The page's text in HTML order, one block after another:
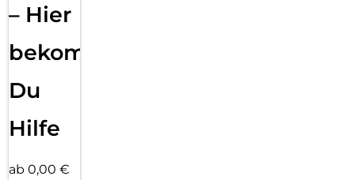
– Hier
bekommst
Du
Hilfe
ab 0,00 €